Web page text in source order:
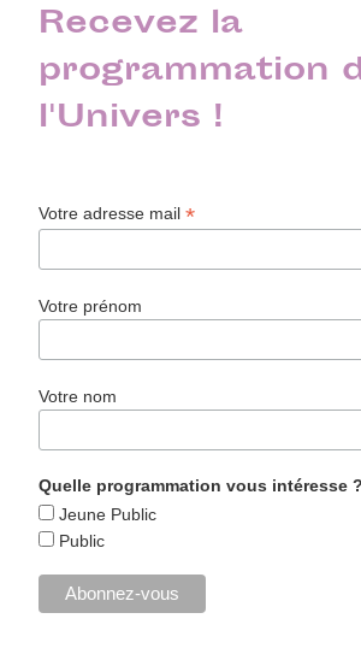
Recevez la
programmation
l'Univers !
Votre adresse mail*
Votre prénom
Votre nom
Quelle programmation vous intéresse ?
Jeune Public
Public